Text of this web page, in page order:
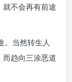
不会再有前途
。当然转生人
趋向三涂恶道